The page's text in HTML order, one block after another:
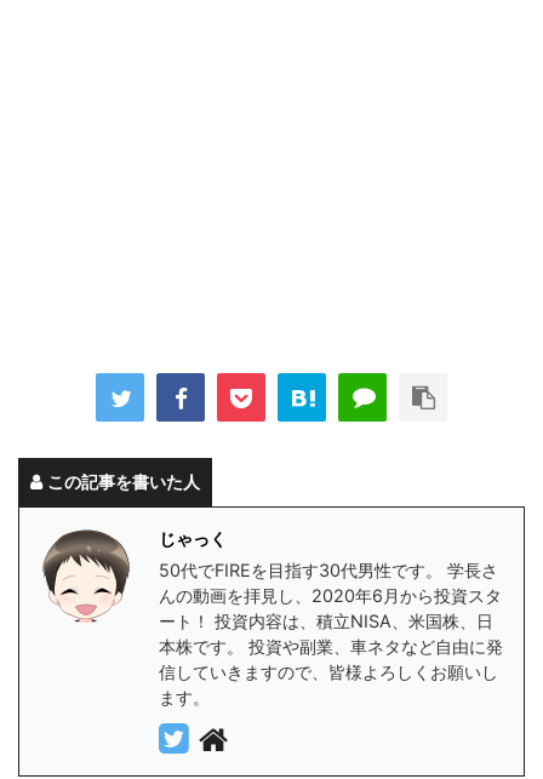
この記事を書いた人
じゃっく
50代でFIREを目指す30代男性です。 学長さ
んの動画を拝見し、2020年6月から投資スタ
ート！ 投資内容は、積立NISA、米国株、日
本株です。 投資や副業、車ネタなど自由に発
信していきますので、皆様よろしくお願いし
ます。